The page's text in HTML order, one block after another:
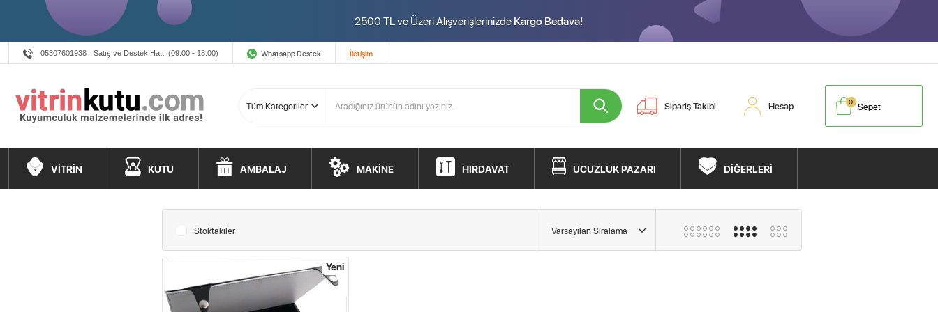
2500 TL ve Üzeri AlışverişlerinizdeKargo Bedava!
05307601938 Satış ve Destek Hattı (09:00 - 18:00) Whatsapp Destek İletişim
Sipariş Takibi Hesap Sepet
0
VİTRİN KUTU AMBALAJ MAKİNE HIRDAVAT UCUZLUK PAZARI DİĞERLERİ
Stoktakiler
Yeni